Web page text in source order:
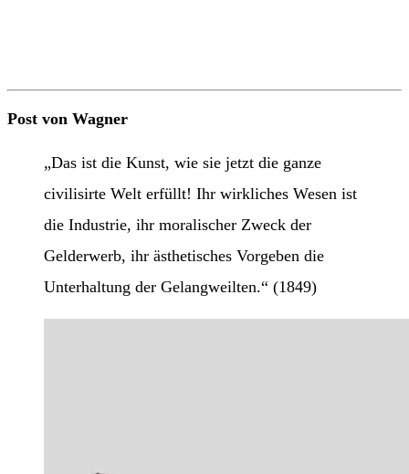
Post von Wagner
„Das ist die Kunst, wie sie jetzt die ganze
civilisirte Welt erfüllt! Ihr wirkliches Wesen ist
die Industrie, ihr moralischer Zweck der
Gelderwerb, ihr ästhetisches Vorgeben die
Unterhaltung der Gelangweilten.“ (1849)